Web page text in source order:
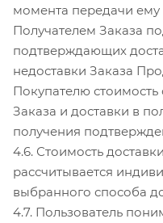
момента передачи ему
Получателем Заказа
подтверждающих
недоставки Заказа
Покупателю
Заказа и доставки в
получения
4.6. Стоимость
рассчитывается
выбранного способа
4.7. Пользователь